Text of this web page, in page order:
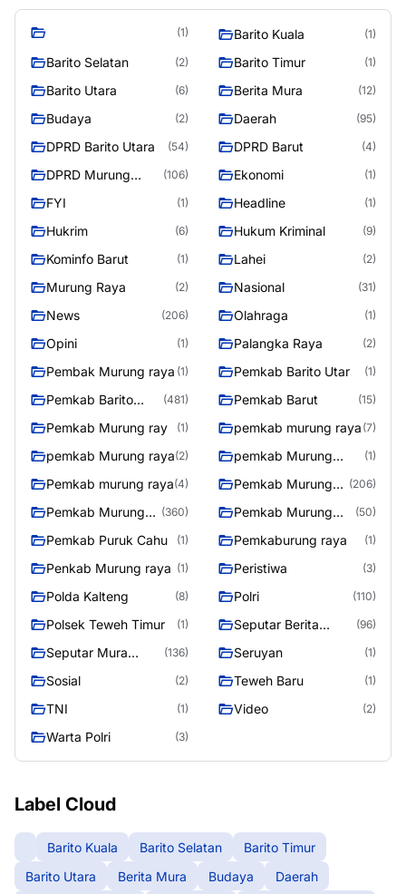
(1) Barito Kuala (1)
Barito Selatan (2) Barito Timur (1)
Barito Utara (6) Berita Mura (12)
Budaya (2) Daerah (95)
DPRD Barito Utara (54) DPRD Barut (4)
DPRD Murung
(106) Ekonomi (1)
FYI (1) Headline (1)
Hukrim (6) Hukum Kriminal (9)
Kominfo Barut (1) Lahei (2)
Murung Raya (2) Nasional (31)
News (206) Olahraga (1)
Opini (1) Palangka Raya (2)
Pembak Murung raya (1) Pemkab Barito Utar (1)
Pemkab Barito
(481) Pemkab Barut (15)
Pemkab Murung ray (1) pemkab murung raya (7)
pemkab Murung raya(2)
pemkab Murung
(1)
Pemkab murung raya(4)
Pemkab Murung
(206)
Pemkab Murung
(360)
Pemkab Murung
(50)
Pemkab Puruk Cahu (1) Pemkaburung raya (1)
Penkab Murung raya (1) Peristiwa (3)
Polda Kalteng (8) Polri (110)
Polsek Teweh Timur (1)
Seputar Berita
(96)
Seputar Mura
(136) Seruyan (1)
Sosial (2) Teweh Baru (1)
TNI (1) Video (2)
Warta Polri (3)
Label Cloud
Barito Kuala Barito Selatan
Barito Timur
Barito Utara
Berita Mura Budaya
Daerah